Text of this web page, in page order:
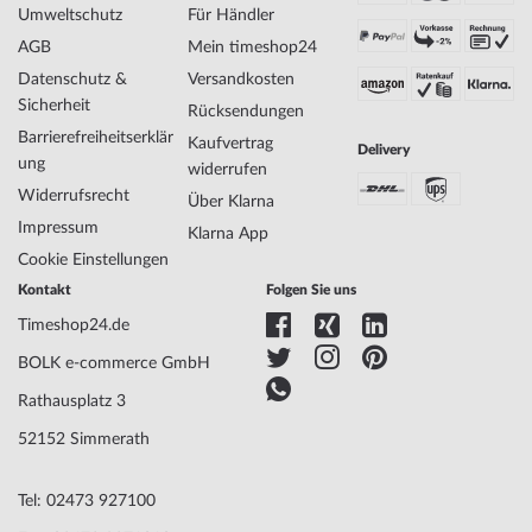
Hersteller Artikel-Nr.
F20371/2
Style
Modisch, Feminin
Anzeige
Analog
Antrieb
Batterie (Quarz)
Uhrwerk
Bezeichnung
2035, Miyota
Minute, Sekunde, Stunde
Gehäuse Material
Gehäusedicke
7
Gehäuse Form
Gehäuse Farbe
Glas
Umweltschutz
AGB
Datenschutz &
Sicherheit
Barrierefreiheitserklär
ung
Widerrufsrecht
Impressum
Cookie Einstellungen
Für Händler
Mein timeshop24
Versandkosten
Rücksendungen
Kaufvertrag
widerrufen
Über Klarna
Klarna App
Delivery
Kontakt
Timeshop24.de
BOLK e-commerce GmbH
Rathausplatz 3
52152 Simmerath
Tel: 02473 927100
Folgen Sie uns